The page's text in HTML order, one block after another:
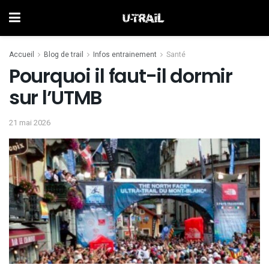
Accueil Blog de trail Infos entrainement Santé
Pourquoi il faut-il dormir
sur l’UTMB
21 mai 2026